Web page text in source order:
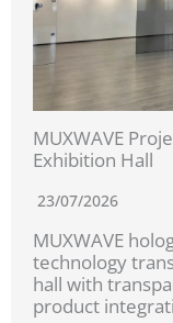
MUXWAVE
Exhibition Hall
23/07/2026
MUXWAVE
technology
hall with
product